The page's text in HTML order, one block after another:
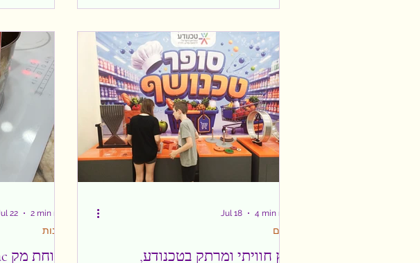
אחד הסרטים
מזה - זו הייתה
ומרגשת
שבקהל. ברגע
היה לראות את
האחרונות, עם העלייה במודעות לעיצוב,
זמן, גם הבחירה בברז הפכה למושכלת יותר.
כיום הצרכנים מחפשים לא רק מראה, אלא
גם טכנולוגיה, עמידות, נוחות שימוש וחיסכון
במים. כך מגיע ברז של חברת סניטק. עם כל
מה שצריך להרכבה קלה ומוצלחת הסיב
צרכנות
22 2 min read
קיץ חוויתי ומרתק בטכנודע,
ילדים
Jul 18 4 min read